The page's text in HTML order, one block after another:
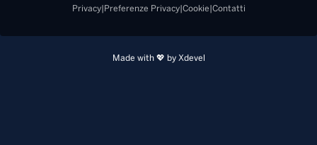
Privacy| Preferenze Privacy| Cookie Contatti
Made with 💖 by Xdevel